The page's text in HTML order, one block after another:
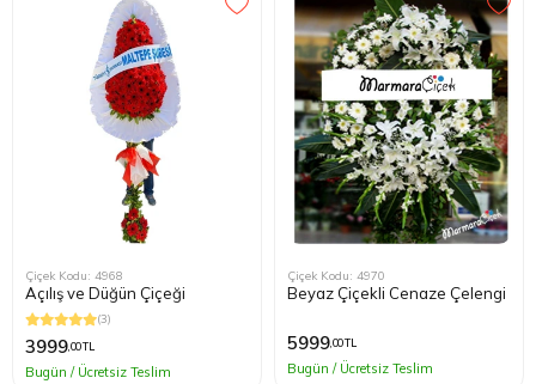
Çiçek Kodu: 4968
Açılış ve Düğün Çiçeği
(3)
3999,00 TL
Bugün / Ücretsiz Teslim
Çiçek Kodu: 4970
Beyaz Çiçekli Cenaze Çelengi
5999,00 TL
Bugün / Ücretsiz Teslim